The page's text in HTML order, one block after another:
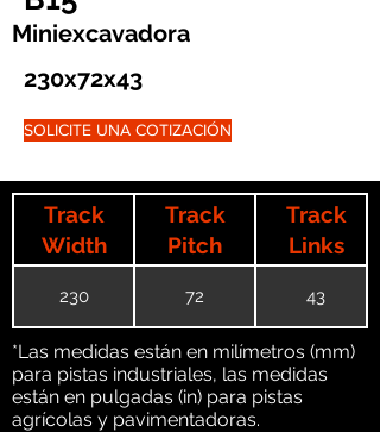
Miniexcavadora
230x72x43
SOLICITE UNA COTIZACIÓN
Track
Width
Track
Pitch
Track
Links
230 72 43
*Las medidas están en milímetros (mm)
para pistas industriales, las medidas
están en pulgadas (in) para pistas
agrícolas y pavimentadoras.